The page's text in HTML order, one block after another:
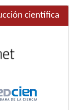
científica